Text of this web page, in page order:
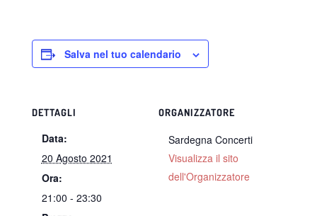
Salva nel tuo calendario
DETTAGLI
Data:
20 Agosto 2021
Ora:
21:00 - 23:30
ORGANIZZATORE
Sardegna Concerti
Visualizza il sito
dell'Organizzatore